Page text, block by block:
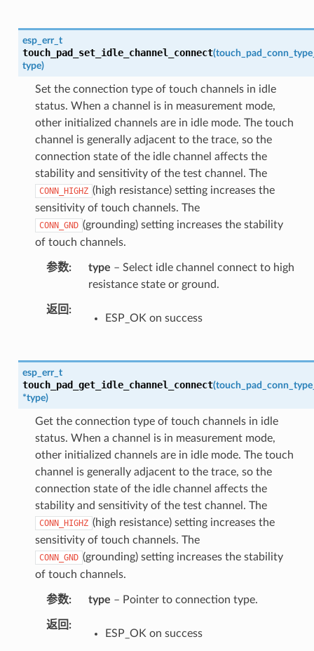
esp_err_t
touch_pad_set_idle_channel_connect(
type)
Set the connection type of touch channels in idle
status. When a channel is in measurement mode,
other initialized channels are in idle mode. The touch
channel is generally adjacent to the trace, so the
connection state of the idle channel affects the
stability and sensitivity of the test channel. The
CONN_HIGHZ (high resistance) setting increases the
sensitivity of touch channels. The
CONN_GND (grounding) setting increases the stability
of touch channels.
参数 type – Select idle channel connect to high
resistance state or ground.
返回
ESP_OK on success
esp_err_t
touch_pad_get_idle_channel_connect(
*type)
Get the connection type of touch channels in idle
status. When a channel is in measurement mode,
other initialized channels are in idle mode. The touch
channel is generally adjacent to the trace, so the
connection state of the idle channel affects the
stability and sensitivity of the test channel. The
CONN_HIGHZ (high resistance) setting increases the
sensitivity of touch channels. The
CONN_GND (grounding) setting increases the stability
of touch channels.
参数 type – Pointer to connection type.
返回
ESP_OK on success